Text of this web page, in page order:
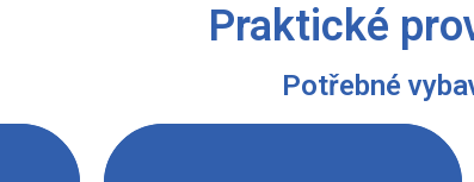
Praktické
Potřebné